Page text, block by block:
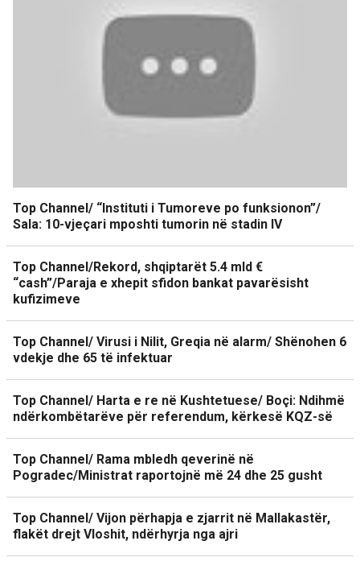
Top Channel/ “Instituti i Tumoreve po funksionon”/
Sala: 10-vjeçari mposhti tumorin në stadin IV
Top Channel/Rekord, shqiptarët 5.4 mld €
“cash”/Paraja e xhepit sfidon bankat pavarësisht
kufizimeve
Top Channel/ Virusi i Nilit, Greqia në alarm/ Shënohen 6
vdekje dhe 65 të infektuar
Top Channel/ Harta e re në Kushtetuese/ Boçi: Ndihmë
ndërkombëtarëve për referendum, kërkesë KQZ-së
Top Channel/ Rama mbledh qeverinë në
Pogradec/Ministrat raportojnë më 24 dhe 25 gusht
Top Channel/ Vijon përhapja e zjarrit në Mallakastër,
flakët drejt Vloshit, ndërhyrja nga ajri